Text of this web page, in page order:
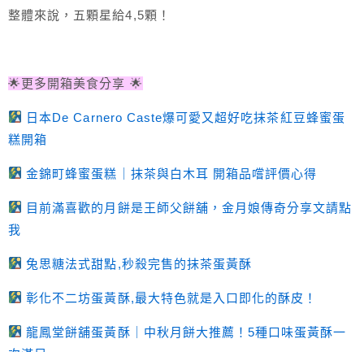
整體來說，五顆星給4,5顆！
🌟更多開箱美食分享 🌟
日本De Carnero Caste爆可愛又超好吃抹茶紅豆蜂蜜蛋
糕開箱
金錦町蜂蜜蛋糕｜抹茶與白木耳 開箱品嚐評價心得
目前滿喜歡的月餅是王師父餅舖，金月娘傳奇分享文請點
我
兔思糖法式甜點,秒殺完售的抹茶蛋黃酥
彰化不二坊蛋黃酥,最大特色就是入口即化的酥皮！
龍鳳堂餅舖蛋黃酥｜中秋月餅大推薦！5種口味蛋黃酥一